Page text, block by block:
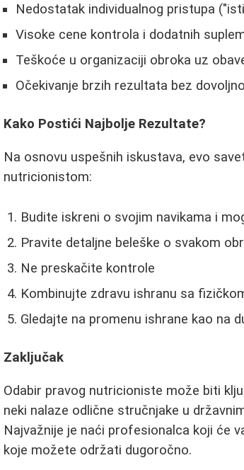
Nedostatak individualnog pristupa
Visoke cene kontrola i dodatnih
Teškoće u organizaciji obroka uz
Očekivanje brzih rezultata bez
Kako Postići Najbolje Rezultate?
Na osnovu uspešnih iskustava, evo
nutricionistom:
Budite iskreni o svojim navikama i
Pravite detaljne beleške o svakom
Ne preskačite kontrole
Kombinujte zdravu ishranu sa
Gledajte na promenu ishrane kao na
Zaključak
Odabir pravog nutricioniste može biti
neki nalaze odlične stručnjake u
Najvažnije je naći profesionalca koji će
koje možete održati dugoročno.